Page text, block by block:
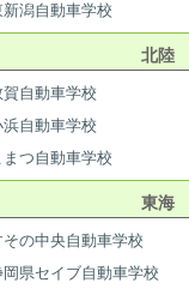
新潟自動車学校
北陸
賀自動車学校
浜自動車学校
まつ自動車学校
東海
その中央自動車学校
岡県セイブ自動車学校